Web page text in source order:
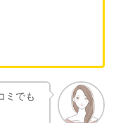
ミでも